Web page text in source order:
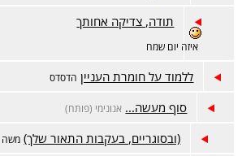
תודה, צדיקה אחותך
איזה יום שמח
ללמוד על חומרת העניין הדסדס
סוף מעשה... אנונימי (פותח)
(ובסוגריים, בעקבות התאור שלך) משה